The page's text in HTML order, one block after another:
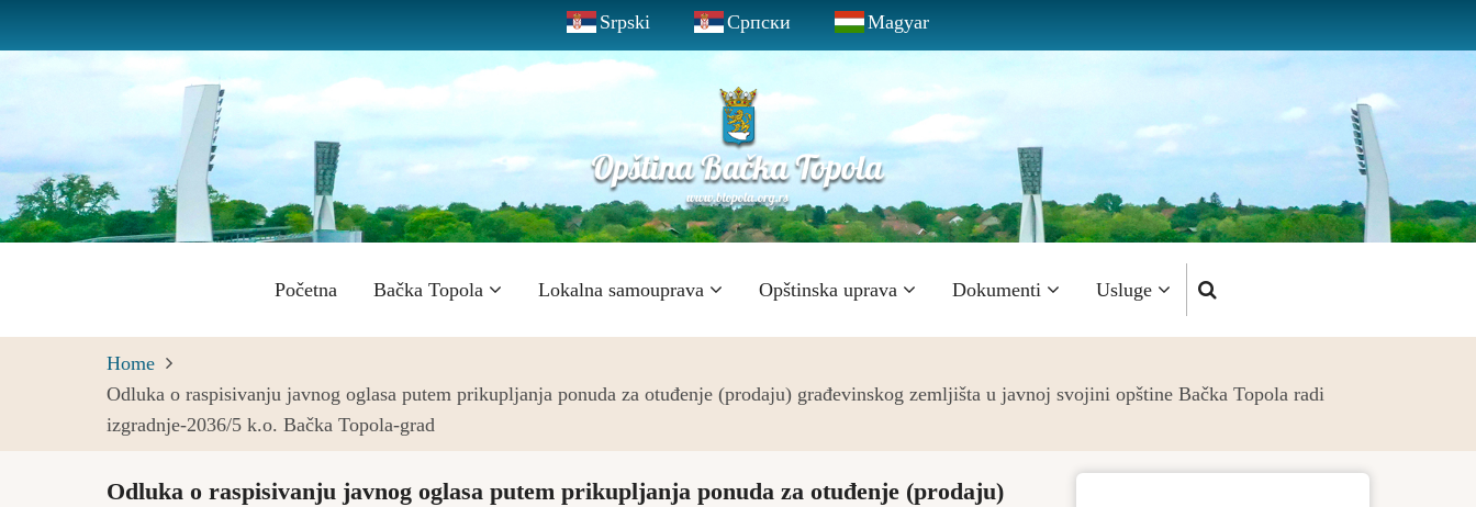
to
main
content
Srpski Српски Magyar
Main
navigation
Početna Bačka Topola Lokalna samouprava Opštinska uprava Dokumenti Usluge
Home
Odluka o raspisivanju javnog oglasa putem prikupljanja ponuda za otuđenje (prodaju) građevinskog zemljišta u javnoj svojini opštine Bačka Topola radi
izgradnje-2036/5 k.o. Bačka Topola-grad
Odluka o raspisivanju javnog oglasa putem prikupljanja ponuda za otuđenje (prodaju)